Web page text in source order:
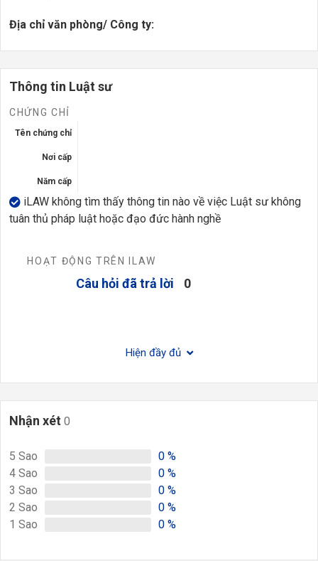
Địa chỉ văn phòng/ Công ty:
Thông tin Luật sư
CHỨNG CHỈ
Tên chứng chỉ
Nơi cấp
Năm cấp
iLAW không tìm thấy thông tin nào về việc Luật sư không
tuân thủ pháp luật hoặc đạo đức hành nghề
HOẠT ĐỘNG TRÊN ILAW
Câu hỏi đã trả lời 0
Hiện đầy đủ
Nhận xét 0
5 Sao 0 %
4 Sao 0 %
3 Sao 0 %
2 Sao 0 %
1 Sao 0 %